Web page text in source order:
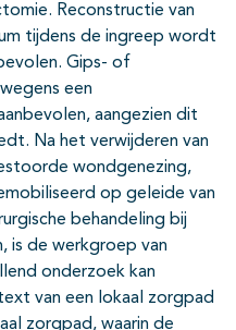
Reconstructie van
tijdens de ingreep wordt
Gips- of
een
aangezien dit
Na het verwijderen van
wondgenezing,
op geleide van
behandeling bij
is de werkgroep van
onderzoek kan
van een lokaal zorgpad
zorgpad, waarin de